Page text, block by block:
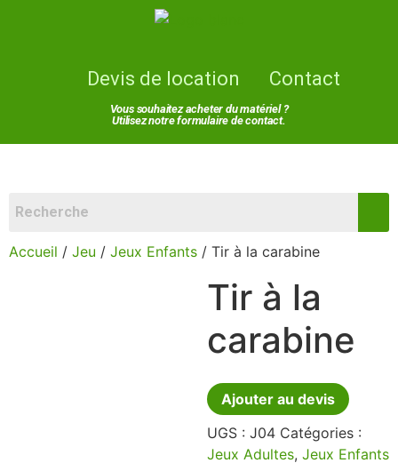
Devis de location Contact
Vous souhaitez acheter du matériel ?
Utilisez notre formulaire de contact.
Accueil / Jeu / Jeux Enfants / Tir à la carabine
Tir à la
carabine
Ajouter au devis
UGS : J04 Catégories :
Jeux Adultes, Jeux Enfants